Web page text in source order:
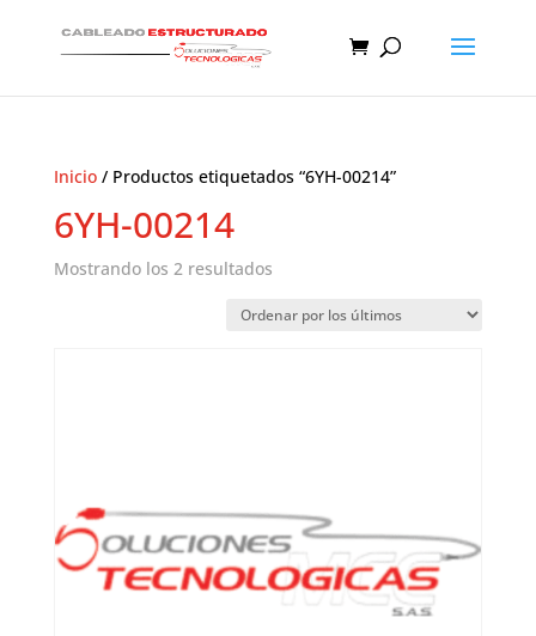
Inicio/ Productos etiquetados “6YH-00214”
6YH-00214
Mostrando los 2 resultadosOrdenado
los